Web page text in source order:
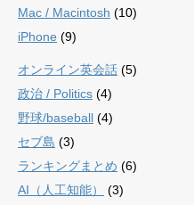
Mac / Macintosh (10)
iPhone (9)
オンライン英会話 (5)
政治 / Politics (4)
野球/baseball (4)
セブ島 (3)
ランキングまとめ (6)
AI（人工知能）
(3)